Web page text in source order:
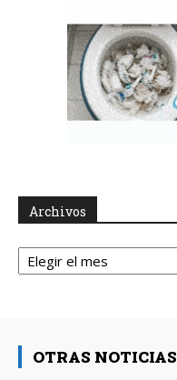
Archivos
Archivos
OTRAS NOTICIAS